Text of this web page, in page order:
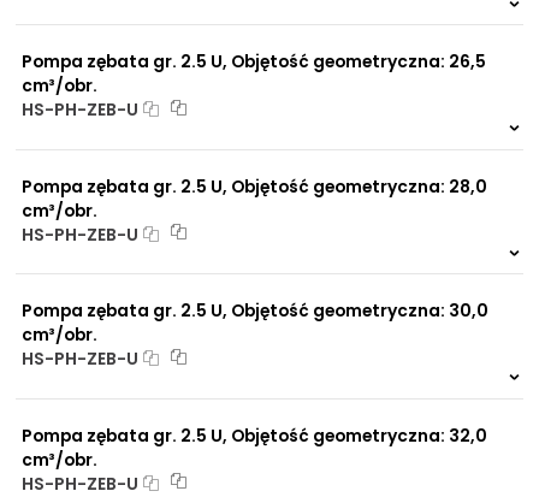
Pompa zębata gr. 2.5 U, Objętość geometryczna: 26,5
cm³/obr.
HS-PH-ZEB-U
Pompa zębata gr. 2.5 U, Objętość geometryczna: 28,0
cm³/obr.
HS-PH-ZEB-U
Pompa zębata gr. 2.5 U, Objętość geometryczna: 30,0
cm³/obr.
HS-PH-ZEB-U
Pompa zębata gr. 2.5 U, Objętość geometryczna: 32,0
cm³/obr.
HS-PH-ZEB-U